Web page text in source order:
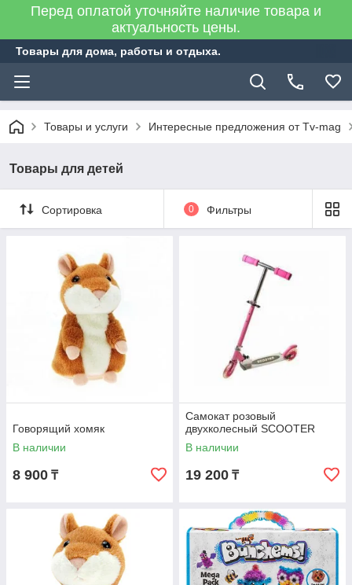
Перед оплатой уточняйте наличие товара и
актуальность цены.
Товары для дома, работы и отдыха.
Товары и услуги Интересные предложения от Tv-mag
Товары для детей
Сортировка 0 Фильтры
Говорящий хомяк
В наличии
8 900 ₸
Самокат розовый
двухколесный SCOOTER
В наличии
19 200 ₸